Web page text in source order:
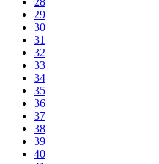
29
30
31
32
33
34
35
36
37
38
39
40